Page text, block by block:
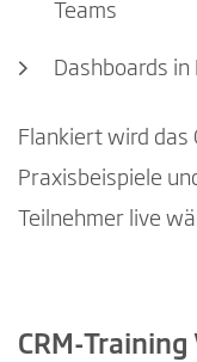
Teams
Dashboards
Flankiert wird das
Praxisbeispiele
Teilnehmer live
CRM-